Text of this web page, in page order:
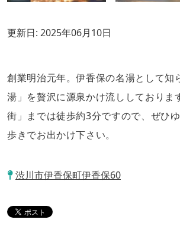
更新日: 2025年06月10日
創業明治元年。伊香保の名湯として知
湯」を贅沢に源泉かけ流ししておりま
街」までは徒歩約3分ですので、ぜひ
歩きでお出かけ下さい。
渋川市伊香保町伊香保60